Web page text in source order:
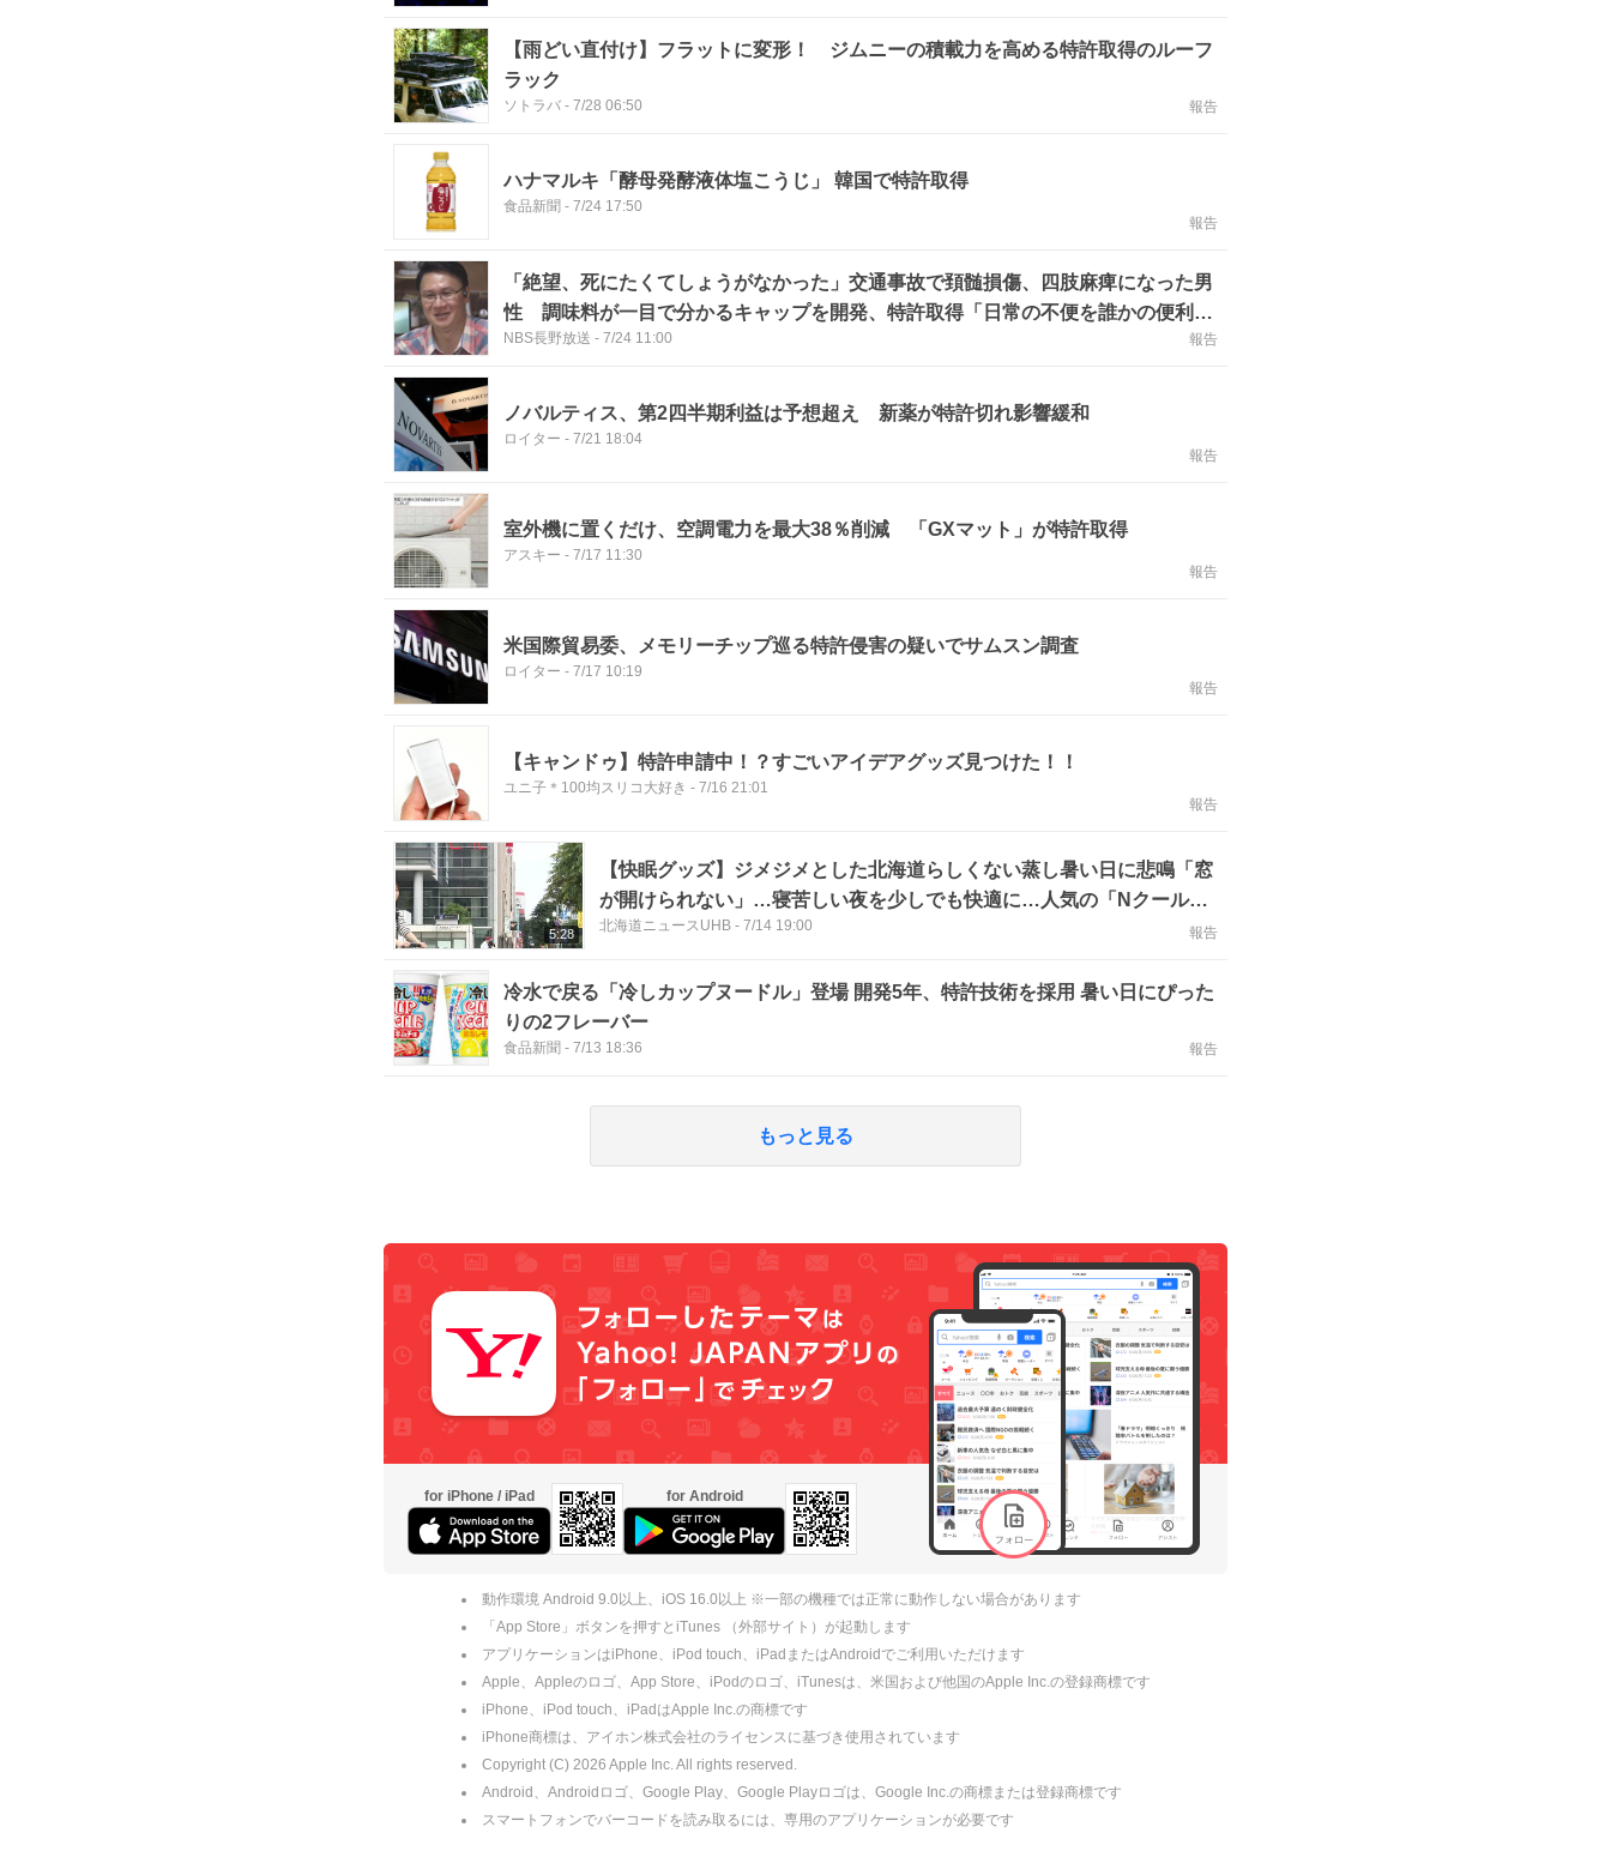
【雨どい直付け】フラットに変形！ ジムニーの積載力を高める特許取得のルーフ
ラック
ソトラバ - 7/28 06:50 報告
ハナマルキ「酵母発酵液体塩こうじ」 韓国で特許取得
食品新聞 - 7/24 17:50
報告
「絶望、死にたくてしょうがなかった」交通事故で頚髄損傷、四肢麻痺になった男
性 調味料が一目で分かるキャップを開発、特許取得「日常の不便を誰かの便利
に」 スマート家電を駆使し一人暮らし「自宅は私の城」
NBS長野放送 - 7/24 11:00 報告
ノバルティス、第2四半期利益は予想超え 新薬が特許切れ影響緩和
ロイター - 7/21 18:04
報告
室外機に置くだけ、空調電力を最大38％削減 「GXマット」が特許取得
アスキー - 7/17 11:30
報告
米国際貿易委、メモリーチップ巡る特許侵害の疑いでサムスン調査
ロイター - 7/17 10:19
報告
【キャンドゥ】特許申請中！？すごいアイデアグッズ見つけた！！
ユニ子＊100均スリコ大好き - 7/16 21:01
報告
5:28
【快眠グッズ】ジメジメとした北海道らしくない蒸し暑い日に悲鳴「窓
が開けられない」…寝苦しい夜を少しでも快適に…人気の「Nクール」
に“極冷”が新たに登場 特許素材でパワーアップ
北海道ニュースUHB - 7/14 19:00 報告
冷水で戻る「冷しカップヌードル」登場 開発5年、特許技術を採用 暑い日にぴった
りの2フレーバー
食品新聞 - 7/13 18:36 報告
もっと見る
for iPhone / iPad for Android
動作環境 Android 9.0以上、iOS 16.0以上 ※一部の機種では正常に動作しない場合があります
「App Store」ボタンを押すとiTunes （外部サイト）が起動します
アプリケーションはiPhone、iPod touch、iPadまたはAndroidでご利用いただけます
Apple、Appleのロゴ、App Store、iPodのロゴ、iTunesは、米国および他国のApple Inc.の登録商標です
iPhone、iPod touch、iPadはApple Inc.の商標です
iPhone商標は、アイホン株式会社のライセンスに基づき使用されています
Copyright (C) 2026 Apple Inc. All rights reserved.
Android、Androidロゴ、Google Play、Google Playロゴは、Google Inc.の商標または登録商標です
スマートフォンでバーコードを読み取るには、専用のアプリケーションが必要です